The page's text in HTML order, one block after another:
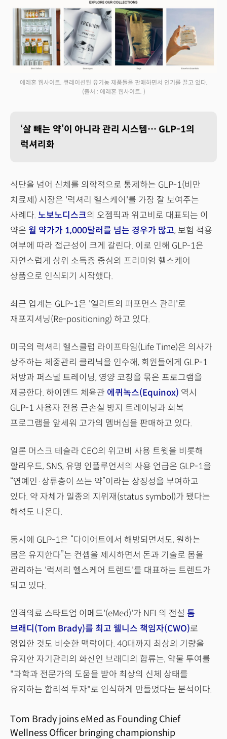
에레혼 웹사이트. 큐레이션된 유기농 제품들을 판매하면서 인기를 끌고 있다.
(출처 : 에레혼 웹사이트. )
‘살 빼는 약’이 아니라 관리 시스템… GLP-1의
럭셔리화
식단을 넘어 신체를 의학적으로 통제하는 GLP-1(비만
치료제) 시장은 '럭셔리 헬스케어'를 가장 잘 보여주는
사례다. 노보노디스크의 오젬픽과 위고비로 대표되는 이
약은 월 약가가 1,000달러를 넘는 경우가 많고, 보험 적용
여부에 따라 접근성이 크게 갈린다. 이로 인해 GLP-1은
자연스럽게 상위 소득층 중심의 프리미엄 헬스케어
상품으로 인식되기 시작했다.
최근 업계는 GLP-1은 '엘리트의 퍼포먼스 관리'로
재포지셔닝(Re-positioning) 하고 있다.
미국의 럭셔리 헬스클럽 라이프타임(Life Time)은 의사가
상주하는 체중관리 클리닉을 인수해, 회원들에게 GLP-1
처방과 퍼스널 트레이닝, 영양 코칭을 묶은 프로그램을
제공한다. 하이엔드 체육관 에퀴녹스(Equinox) 역시
GLP-1 사용자 전용 근손실 방지 트레이닝과 회복
프로그램을 앞세워 고가의 멤버십을 판매하고 있다.
일론 머스크 테슬라 CEO의 위고비 사용 트윗을 비롯해
할리우드, SNS, 유명 인플루언서의 사용 언급은 GLP-1을
“연예인·상류층이 쓰는 약”이라는 상징성을 부여하고
있다. 약 자체가 일종의 지위재(status symbol)가 됐다는
해석도 나온다.
동시에 GLP-1은 “다이어트에서 해방되면서도, 원하는
몸은 유지한다”는 컨셉을 제시하면서 돈과 기술로 몸을
관리하는 '럭셔리 헬스케어 트렌드'를 대표하는 트렌드가
되고 있다.
원격의료 스타트업 이메드'(eMed)'가 NFL의 전설 톰
브래디(Tom Brady)를 최고 웰니스 책임자(CWO)로
영입한 것도 비슷한 맥락이다. 40대까지 최상의 기량을
유지한 자기관리의 화신인 브래디의 합류는, 약물 투여를
"과학과 전문가의 도움을 받아 최상의 신체 상태를
유지하는 합리적 투자"로 인식하게 만들었다는 분석이다.
Tom Brady joins eMed as Founding Chief
Wellness Officer bringing championship